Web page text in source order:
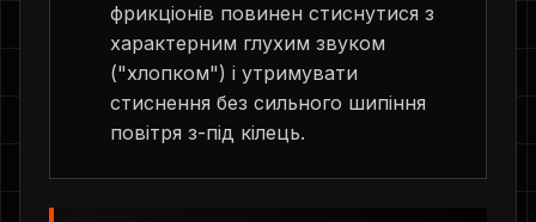
фрикціонів повинен стиснутися з
характерним глухим звуком
("хлопком") і утримувати
стиснення без сильного шипіння
повітря з-під кілець.